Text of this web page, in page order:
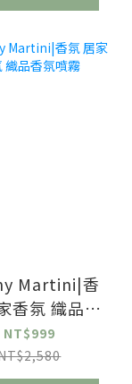
Martini|香
香氛 織品香
氛噴霧
NT$999